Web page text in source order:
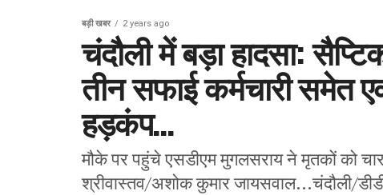
बड़ी खबर 2 years ago
चंदौली में बड़ा हादसा:
तीन सफाई कर्मचारी समेत
हड़कंप…
मौके पर पहुंचे एसडीएम मुगलसराय ने मृतकों को
श्रीवास्तव/अशोक कुमार जायसवाल…चंदौली/